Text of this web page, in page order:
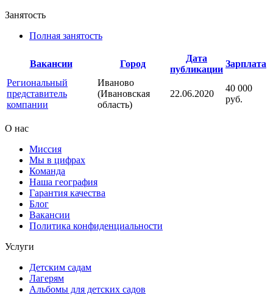
Занятость
Полная занятость
Вакансии Город
Дата
публикации
Зарплата
Региональный
представитель
компании
Иваново
(Ивановская
область)
22.06.2020
40 000
руб.
О нас
Миссия
Мы в цифрах
Команда
Наша география
Гарантия качества
Блог
Вакансии
Политика конфиденциальности
Услуги
Детским садам
Лагерям
Альбомы для детских садов